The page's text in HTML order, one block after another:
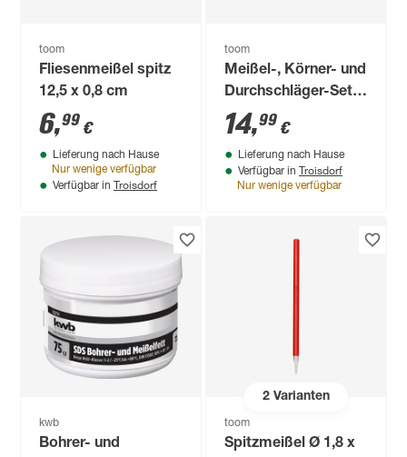
toom
Fliesenmeißel spitz
12,5 x 0,8 cm
6,99 €
Lieferung nach Hause
Nur wenige verfügbar
Verfügbar in Troisdorf
toom
Meißel-, Körner- und
Durchschläger-Set
3-teilig
14,99 €
Lieferung nach Hause
Verfügbar in Troisdorf
Nur wenige verfügbar
kwb
Bohrer- und
2Varianten
toom
Spitzmeißel Ø 1,8 x